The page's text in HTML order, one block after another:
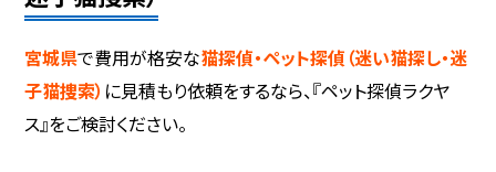
宮城県で費用が格安な猫探偵・ペット探偵（迷い猫探し・迷
子猫捜索） に見積もり依頼をするなら、『ペット探偵ラクヤ
ス』をご検討ください。